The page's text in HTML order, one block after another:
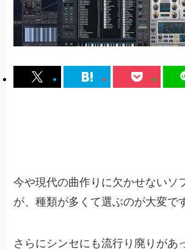
今や現代の曲作りに欠かせないソ
が、種類が多くて選ぶのが大変で
さらにシンセにも流行り廃りがあ